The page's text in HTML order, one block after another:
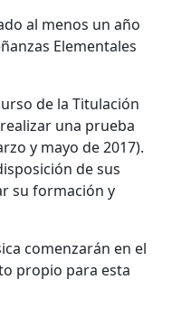
al menos un año
Elementales
de la Titulación
una prueba
y mayo de 2017).
de sus
su formación y
comenzarán en el
propio para esta